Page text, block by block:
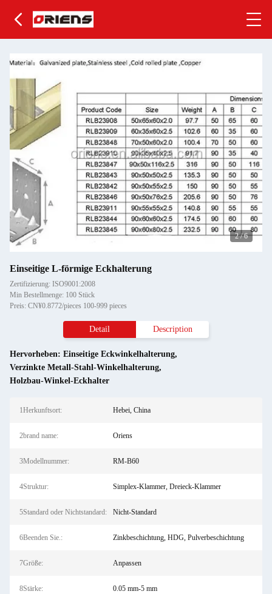
2/6
Einseitige L-förmige Eckhalterung
Zertifizierung: ISO9001:2008
Min Bestellmenge: 100 Stück
Preis: CN¥0.8772/pieces 100-999 pieces
Detail Description
Hervorheben: Einseitige Eckwinkelhalterung,
Verzinkte Metall-Stahl-Winkelhalterung,
Holzbau-Winkel-Eckhalter
1Herkunftsort: Hebei, China
2brand name: Oriens
3Modellnummer: RM-B60
4Struktur: Simplex-Klammer, Dreieck-Klammer
5Standard oder Nichtstandard: Nicht-Standard
6Beenden Sie.: Zinkbeschichtung, HDG, Pulverbeschichtung
7Größe: Anpassen
8Stärke: 0.05 mm-5 mm